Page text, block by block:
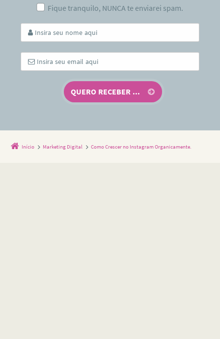
Fique tranquilo, NUNCA te enviarei spam.
Início Marketing Digital Como Crescer no Instagram Organicamente.